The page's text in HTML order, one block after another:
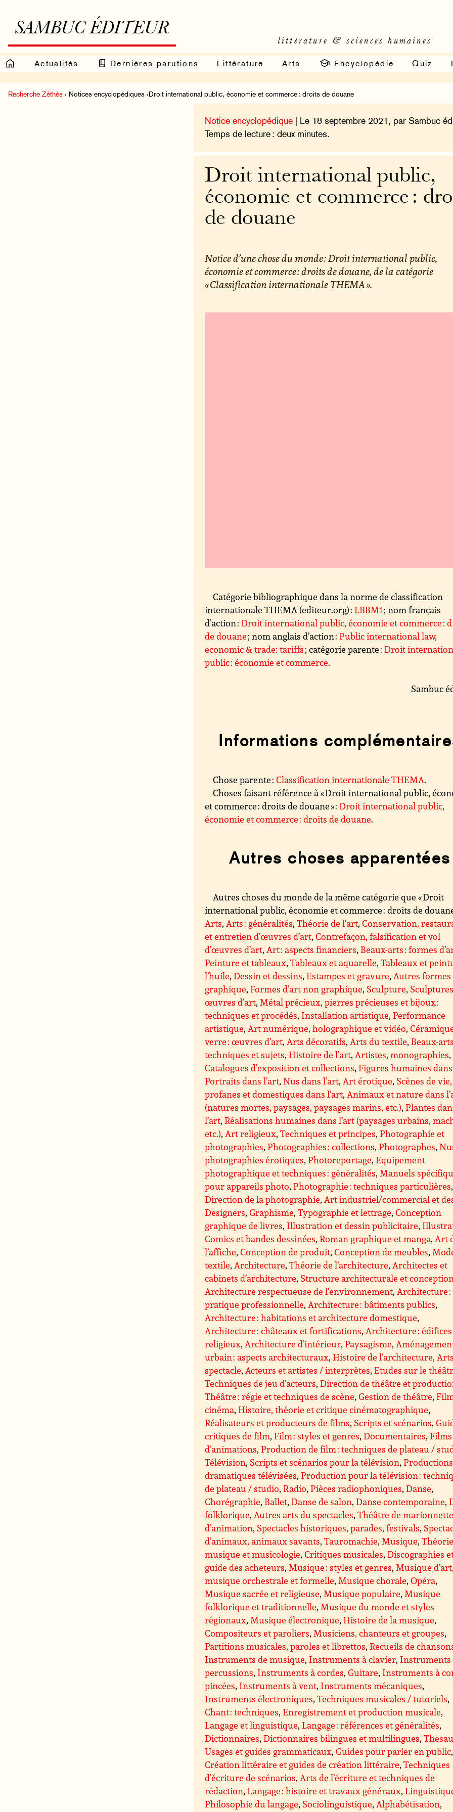
SAMBUC ÉDITEUR
littérature & sciences humaines
Actualités Dernières parutions Littérature Arts Encyclopédie Quiz
Recherche Zéthès › Notices encyclopédiques ›Droit international public, économie et commerce : droits de douane
Notice encyclopédique | Le 18 septembre 2021, par Sambuc
Temps de lecture : deux minutes.
Droit international public,
économie et commerce :
de douane
Notice d’une chose du monde : Droit international public,
économie et commerce : droits de douane, de la catégorie
« Classification internationale THEMA ».
Catégorie bibliographique dans la norme de classification
internationale THEMA (editeur.org) :LBBM1; nom français
d’action :Droit international public, économie et commerce :
de douane; nom anglais d’action :Public international law,
economic & trade: tariffs; catégorie parente :Droit
public : économie et commerce.
Sambuc
Informations
Chose parente :Classification internationale THEMA.
Choses faisant référence à « Droit international public,
et commerce : droits de douane » :Droit international public,
économie et commerce : droits de douane.
Autres choses apparentées
Autres choses du monde de la même catégorie que « Droit
international public, économie et commerce : droits de douane
Arts,Arts : généralités,Théorie de l’art,Conservation,
et entretien d’œuvres d’art,Contrefaçon, falsification et vol
d’œuvres d’art,Art : aspects financiers, Beaux-arts : formes
Peinture et tableaux,Tableaux et aquarelle,Tableaux et
l’huile,Dessin et dessins,Estampes et gravure,Autres formes
graphique,Formes d’art non graphique, Sculpture,
œuvres d’art,Métal précieux, pierres précieuses et bijoux :
techniques et procédés, Installation artistique,Performance
artistique,Art numérique, holographique et vidéo,
verre : œuvres d’art,Arts décoratifs,Arts du textile, Beaux-
techniques et sujets,Histoire de l’art,Artistes, monographies,
Catalogues d’exposition et collections,Figures humaines dans
Portraits dans l’art,Nus dans l’art,Art érotique, Scènes de vie,
profanes et domestiques dans l’art,Animaux et nature dans
(natures mortes, paysages, paysages marins, etc.),Plantes
l’art,Réalisations humaines dans l’art (paysages urbains,
etc.),Art religieux,Techniques et principes,Photographie et
photographies,Photographies : collections,Photographes,
photographies érotiques,Photoreportage,Equipement
photographique et techniques : généralités,Manuels
pour appareils photo,Photographie : techniques particulières,
Direction de la photographie,Art industriel/commercial et
Designers,Graphisme,Typographie et lettrage,Conception
graphique de livres, Illustration et dessin publicitaire,
Comics et bandes dessinées,Roman graphique et manga,Art
l’affiche,Conception de produit,Conception de meubles,
textile,Architecture,Théorie de l’architecture,Architectes et
cabinets d’architecture, Structure architecturale et
Architecture respectueuse de l’environnement,Architecture :
pratique professionnelle,Architecture : bâtiments publics,
Architecture : habitations et architecture domestique,
Architecture : châteaux et fortifications,Architecture : édifices
religieux,Architecture d’intérieur,Paysagisme,
urbain : aspects architecturaux,Histoire de l’architecture,
spectacle,Acteurs et artistes / interprètes,Etudes sur le
Techniques de jeu d’acteurs,Direction de théâtre et
Théâtre : régie et techniques de scène,Gestion de théâtre,
cinéma,Histoire, théorie et critique cinématographique,
Réalisateurs et producteurs de films, Scripts et scénarios,
critiques de film,Film : styles et genres,Documentaires,Films
d’animations,Production de film : techniques de plateau /
Télévision, Scripts et scénarios pour la télévision,Productions
dramatiques télévisées,Production pour la télévision :
de plateau / studio,Radio,Pièces radiophoniques,Danse,
Chorégraphie, Ballet,Danse de salon,Danse contemporaine,
folklorique,Autres arts du spectacles,Théâtre de
d’animation, Spectacles historiques, parades, festivals,
d’animaux, animaux savants,Tauromachie,Musique,
musique et musicologie,Critiques musicales,Discographies
guide des acheteurs,Musique : styles et genres,Musique d’art,
musique orchestrale et formelle,Musique chorale,Opéra,
Musique sacrée et religieuse,Musique populaire,Musique
folklorique et traditionnelle,Musique du monde et styles
régionaux,Musique électronique,Histoire de la musique,
Compositeurs et paroliers,Musiciens, chanteurs et groupes,
Partitions musicales, paroles et librettos,Recueils de
Instruments de musique, Instruments à clavier, Instruments
percussions, Instruments à cordes,Guitare, Instruments à
pincées, Instruments à vent, Instruments mécaniques,
Instruments électroniques,Techniques musicales / tutoriels,
Chant : techniques,Enregistrement et production musicale,
Langage et linguistique,Langage : références et généralités,
Dictionnaires,Dictionnaires bilingues et multilingues,
Usages et guides grammaticaux,Guides pour parler en public,
Création littéraire et guides de création littéraire,Techniques
d’écriture de scénarios,Arts de l’écriture et techniques de
rédaction,Langage : histoire et travaux généraux,
Philosophie du langage, Sociolinguistique,Alphabétisation,